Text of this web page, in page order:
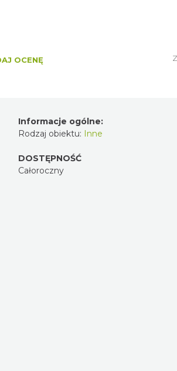
OCENĘ
Informacje ogólne:
Rodzaj obiektu: Inne
DOSTĘPNOŚĆ
Całoroczny